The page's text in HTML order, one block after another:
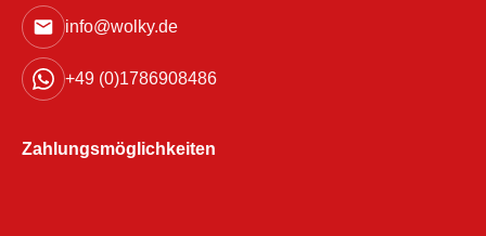
info@wolky.de
+49 (0)1786908486
Zahlungsmöglichkeiten